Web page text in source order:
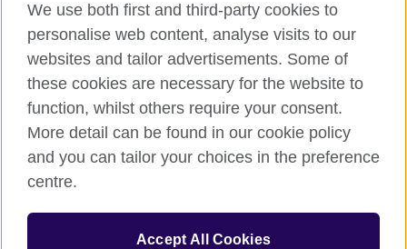
British Council globalnie
Prywatność i warunki użytkowania
Mapa strony
© 2026 British Council
British Council jest międzynarodową organizacją reprezentującą
We use both first and third-party cookies to
personalise web content, analyse visits to our
websites and tailor advertisements. Some of
these cookies are necessary for the website to
function, whilst others require your consent.
More detail can be found in our cookie policy
and you can tailor your choices in the preference
centre.
Accept All Cookies